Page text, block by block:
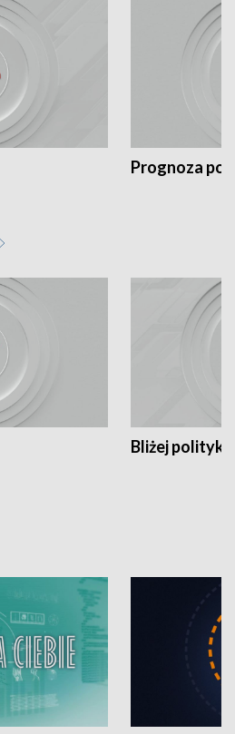
Prognoza
Bliżej polityki